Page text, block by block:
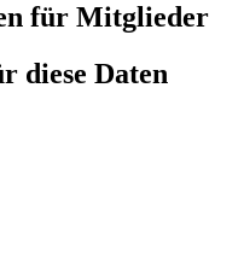
für Mitglieder
diese Daten